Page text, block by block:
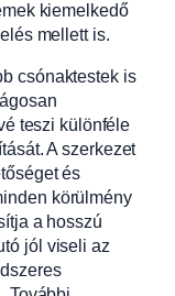
kiemelkedő
mellett is.
csónaktestek is
teszi különféle
A szerkezet
és
körülmény
a hosszú
jól viseli az